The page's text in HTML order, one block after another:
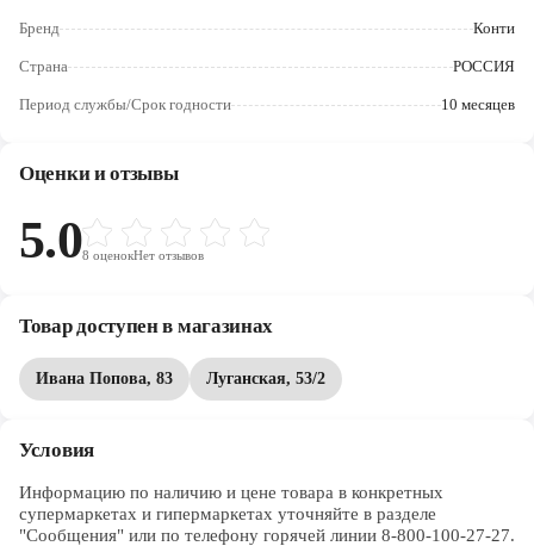
Бренд Конти
Страна РОССИЯ
Период службы/Срок годности 10 месяцев
Оценки и отзывы
5.08 оценокНет отзывов
Товар доступен в магазинах
Ивана Попова, 83 Луганская, 53/2
Условия
Информацию по наличию и цене товара в конкретных
супермаркетах и гипермаркетах уточняйте в разделе
"Сообщения" или по телефону горячей линии 8-800-100-27-27.